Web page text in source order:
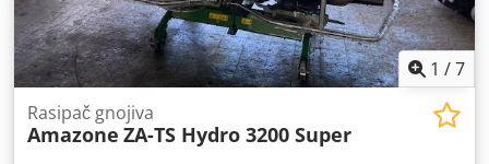
1 /7
Rasipač gnojiva
Amazone ZA-TS Hydro 3200 Super